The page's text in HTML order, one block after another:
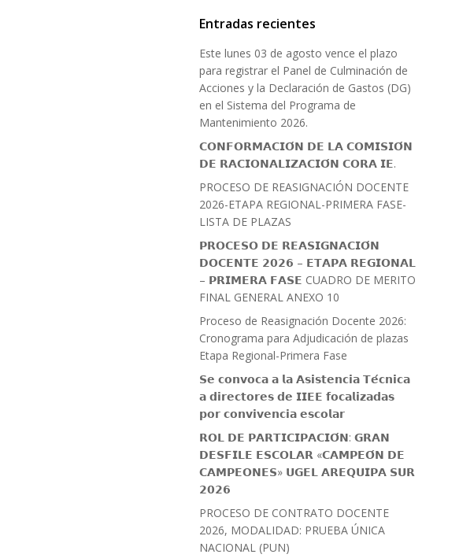
Entradas recientes
Este lunes 03 de agosto vence el plazo
para registrar el Panel de Culminación de
Acciones y la Declaración de Gastos (DG)
en el Sistema del Programa de
Mantenimiento 2026.
𝗖𝗢𝗡𝗙𝗢𝗥𝗠𝗔𝗖𝗜𝗢́𝗡 𝗗𝗘 𝗟𝗔 𝗖𝗢𝗠𝗜𝗦𝗜𝗢́𝗡
𝗗𝗘 𝗥𝗔𝗖𝗜𝗢𝗡𝗔𝗟𝗜𝗭𝗔𝗖𝗜𝗢́𝗡 𝗖𝗢𝗥𝗔 𝗜𝗘.
PROCESO DE REASIGNACIÓN DOCENTE
2026-ETAPA REGIONAL-PRIMERA FASE-
LISTA DE PLAZAS
𝗣𝗥𝗢𝗖𝗘𝗦𝗢 𝗗𝗘 𝗥𝗘𝗔𝗦𝗜𝗚𝗡𝗔𝗖𝗜𝗢́𝗡
𝗗𝗢𝗖𝗘𝗡𝗧𝗘 𝟮𝟬𝟮𝟲 – 𝗘𝗧𝗔𝗣𝗔 𝗥𝗘𝗚𝗜𝗢𝗡𝗔𝗟
– 𝗣𝗥𝗜𝗠𝗘𝗥𝗔 𝗙𝗔𝗦𝗘 CUADRO DE MERITO
FINAL GENERAL ANEXO 10
Proceso de Reasignación Docente 2026:
Cronograma para Adjudicación de plazas
Etapa Regional-Primera Fase
𝗦𝗲 𝗰𝗼𝗻𝘃𝗼𝗰𝗮 𝗮 𝗹𝗮 𝗔𝘀𝗶𝘀𝘁𝗲𝗻𝗰𝗶𝗮 𝗧𝗲́𝗰𝗻𝗶𝗰𝗮
𝗮 𝗱𝗶𝗿𝗲𝗰𝘁𝗼𝗿𝗲𝘀 𝗱𝗲 𝗜𝗜𝗘𝗘 𝗳𝗼𝗰𝗮𝗹𝗶𝘇𝗮𝗱𝗮𝘀
𝗽𝗼𝗿 𝗰𝗼𝗻𝘃𝗶𝘃𝗲𝗻𝗰𝗶𝗮 𝗲𝘀𝗰𝗼𝗹𝗮𝗿
𝗥𝗢𝗟 𝗗𝗘 𝗣𝗔𝗥𝗧𝗜𝗖𝗜𝗣𝗔𝗖𝗜𝗢́𝗡: 𝗚𝗥𝗔𝗡
𝗗𝗘𝗦𝗙𝗜𝗟𝗘 𝗘𝗦𝗖𝗢𝗟𝗔𝗥 «𝗖𝗔𝗠𝗣𝗘𝗢́𝗡 𝗗𝗘
𝗖𝗔𝗠𝗣𝗘𝗢𝗡𝗘𝗦» 𝗨𝗚𝗘𝗟 𝗔𝗥𝗘𝗤𝗨𝗜𝗣𝗔 𝗦𝗨𝗥
𝟮𝟬𝟮𝟲
PROCESO DE CONTRATO DOCENTE
2026, MODALIDAD: PRUEBA ÚNICA
NACIONAL (PUN)